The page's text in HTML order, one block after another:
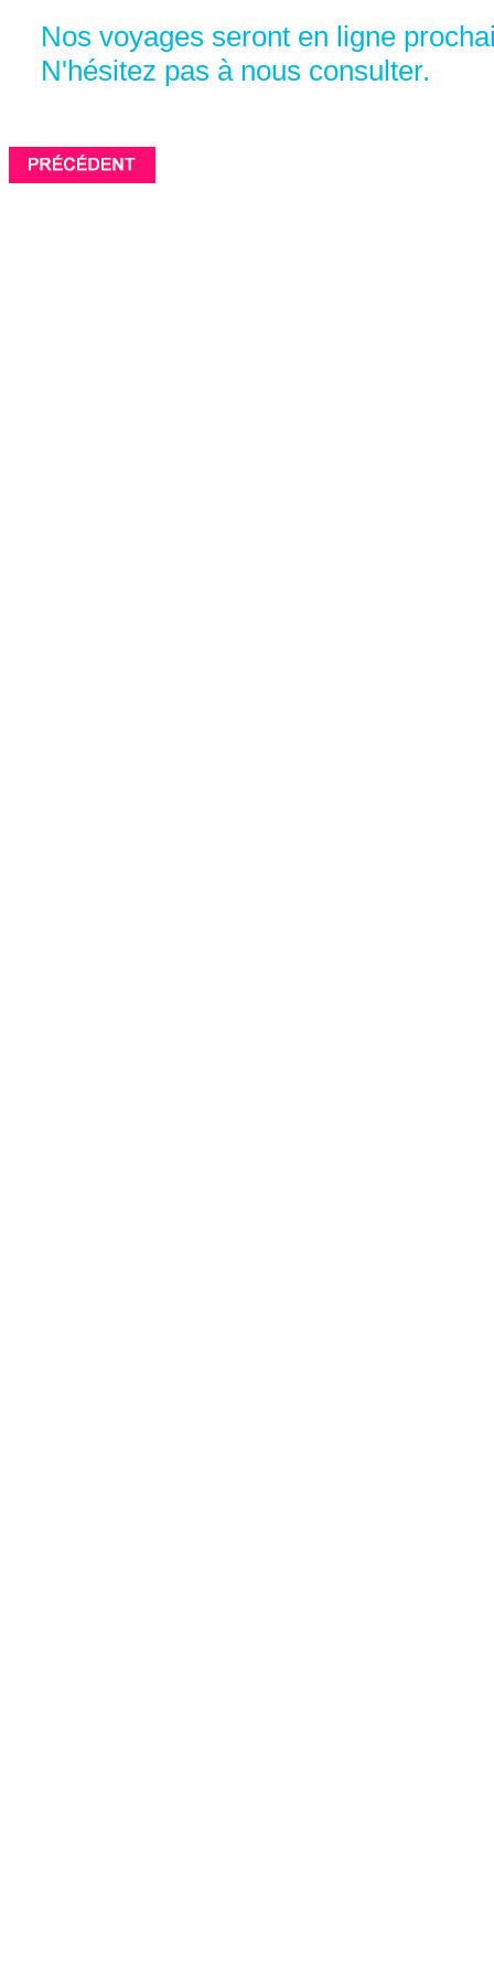
Nos voyages seront en ligne
N'hésitez pas à nous consulter.